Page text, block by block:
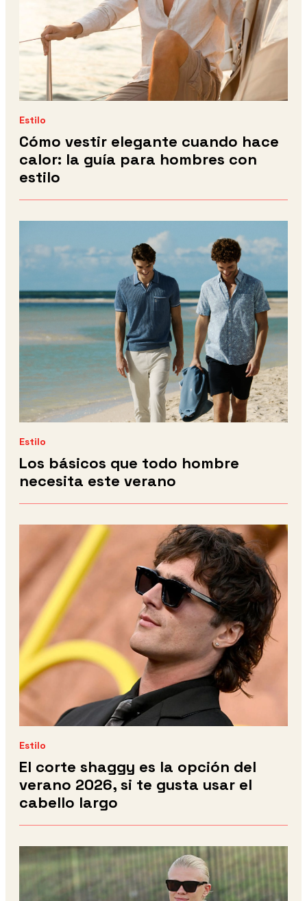
Estilo
Cómo vestir elegante cuando hace
calor: la guía para hombres con
estilo
Estilo
Los básicos que todo hombre
necesita este verano
Estilo
El corte shaggy es la opción del
verano 2026, si te gusta usar el
cabello largo